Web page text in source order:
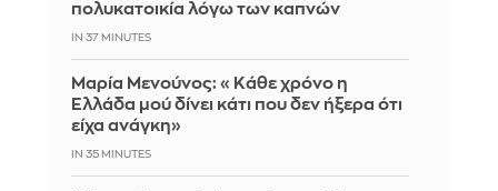
πολυκατοικία λόγω των καπνών
IN 37 MINUTES
Μαρία Μενούνος: «Κάθε χρόνο η
Ελλάδα μού δίνει κάτι που δεν ήξερα ότι
είχα ανάγκη»
IN 35 MINUTES